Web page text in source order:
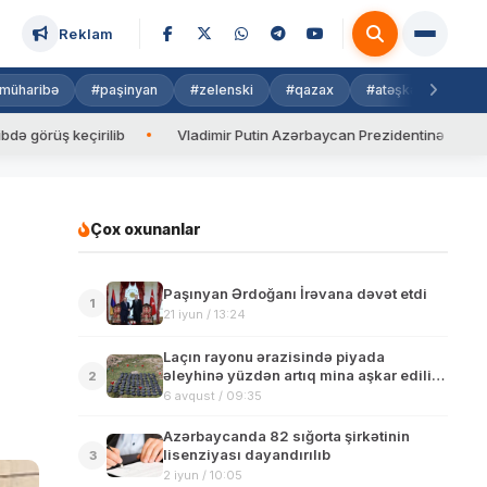
Reklam
#paşinyan #zelenski #qazax #atəşkəs
keçirilib Vladimir Putin Azərbaycan Prezidentinə zəng edib
Çox oxunanlar
1
Paşınyan Ərdoğanı İrəvana dəvət etdi
21 iyun / 13:24
2
Laçın rayonu ərazisində piyada
əleyhinə yüzdən artıq mina aşkar edilib
– FOTO – VİDEO
6 avqust / 09:35
3
Azərbaycanda 82 sığorta şirkətinin
lisenziyası dayandırılıb
2 iyun / 10:05